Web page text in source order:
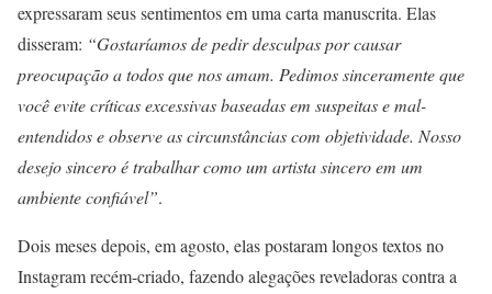
expressaram seus sentimentos em uma carta manuscrita. Elas
disseram: “Gostaríamos de pedir desculpas por causar
preocupação a todos que nos amam. Pedimos sinceramente que
você evite críticas excessivas baseadas em suspeitas e mal-
entendidos e observe as circunstâncias com objetividade. Nosso
desejo sincero é trabalhar como um artista sincero em um
ambiente confiável”.
Dois meses depois, em agosto, elas postaram longos textos no
Instagram recém-criado, fazendo alegações reveladoras contra a